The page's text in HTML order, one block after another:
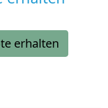
erhalten